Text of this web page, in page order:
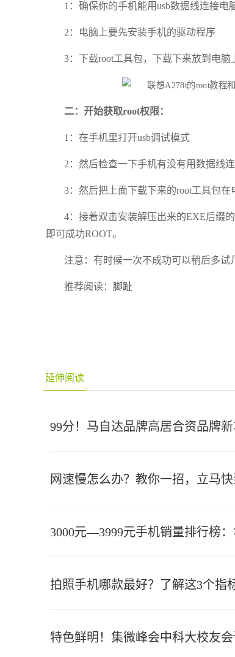
1：确保你的手机能用usb数据线连接电
2：电脑上要先安装手机的驱动程序
3：下载root工具包，下载下来放到电脑
二：开始获取root权限：
1：在手机里打开usb调试模式
2：然后检查一下手机有没有用数据线
3：然后把上面下载下来的root工具包在
4：接着双击安装解压出来的EXE后缀
即可成功ROOT。
注意：有时候一次不成功可以稍后多试
推荐阅读： 脚趾
延伸阅读
99分！马自达品牌高居合资品牌
网速慢怎么办？教你一招，立马
3000元—3999元手机销量排行榜
拍照手机哪款最好？了解这3个指
特色鲜明！集微峰会中科大校友